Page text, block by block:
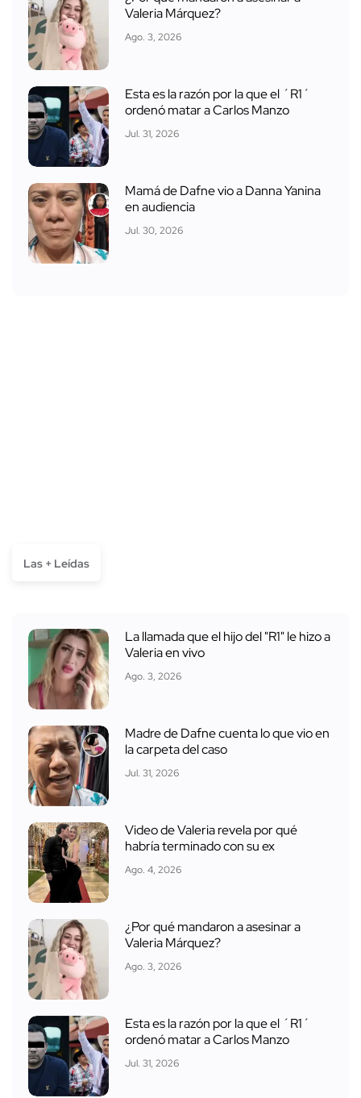
Valeria Márquez?
Ago. 3, 2026
Esta es la razón por la que el ´R1´
ordenó matar a Carlos Manzo
Jul. 31, 2026
Mamá de Dafne vio a Danna Yanina
en audiencia
Jul. 30, 2026
Las + Leídas
La llamada que el hijo del "R1" le hizo a
Valeria en vivo
Ago. 3, 2026
Madre de Dafne cuenta lo que vio en
la carpeta del caso
Jul. 31, 2026
Video de Valeria revela por qué
habría terminado con su ex
Ago. 4, 2026
¿Por qué mandaron a asesinar a
Valeria Márquez?
Ago. 3, 2026
Esta es la razón por la que el ´R1´
ordenó matar a Carlos Manzo
Jul. 31, 2026